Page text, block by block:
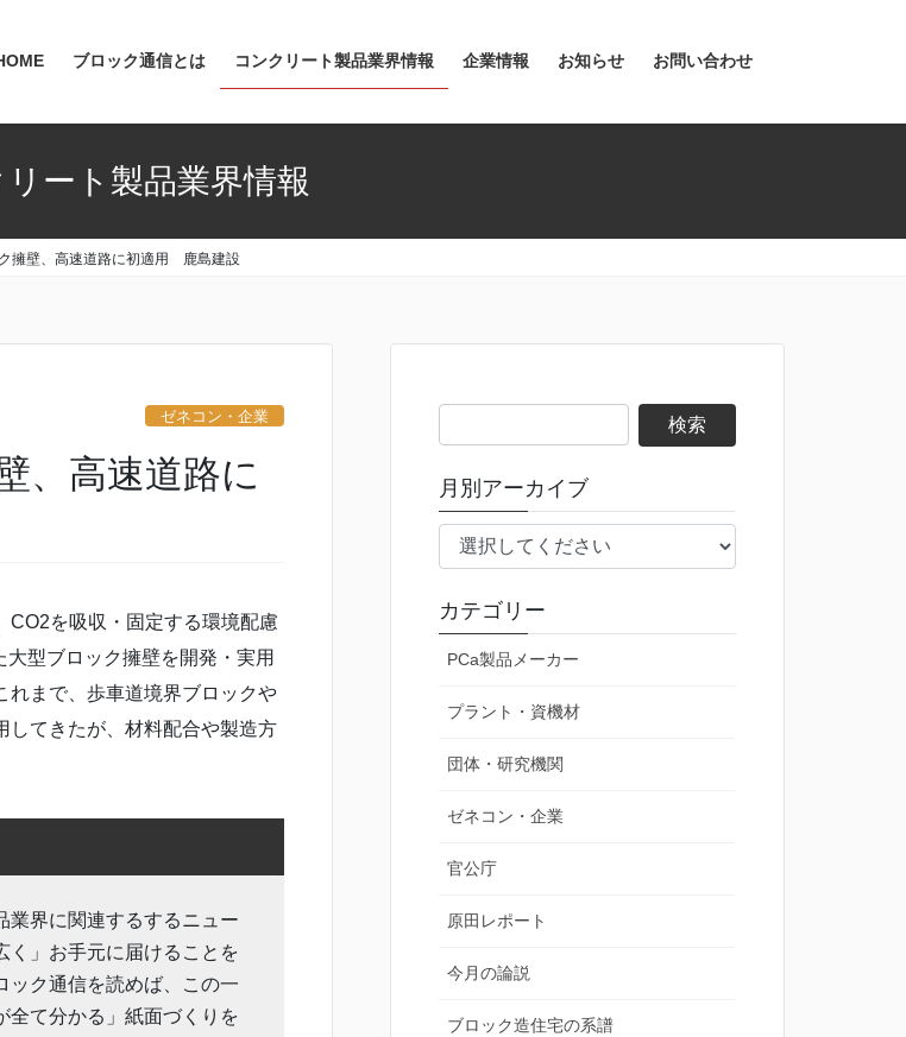
ブロック通信とは コンクリート製品業界情報 企業情報 お知らせ お問い合わせ
リート製品業界情報
ク擁壁、高速道路に初適用 鹿島建設
ゼネコン・企業
、高速道路に
CO2を吸収・固定する環境配慮
型ブロック擁壁を開発・実用
れまで、歩車道境界ブロックや
してきたが、材料配合や製造方
業界に関連するするニュー
く」お手元に届けることを
ック通信を読めば、この一
全て分かる」紙面づくりを
索:
月別アーカイブ
カテゴリー
PCa製品メーカー
プラント・資機材
団体・研究機関
ゼネコン・企業
官公庁
原田レポート
今月の論説
ブロック造住宅の系譜